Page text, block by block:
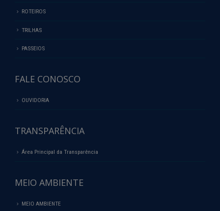
ROTEIROS
TRILHAS
PASSEIOS
FALE CONOSCO
OUVIDORIA
TRANSPARÊNCIA
Área Principal da Transparência
MEIO AMBIENTE
MEIO AMBIENTE